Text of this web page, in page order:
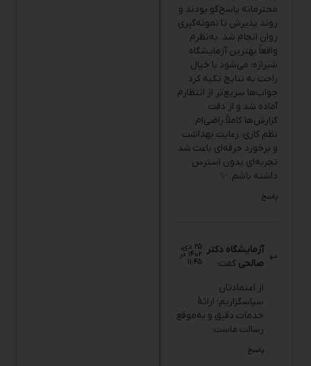
روند پذیرش تا نمونه‌گیری
روان انجام شد. به‌نظرم
واقعاً بهترین آزمایشگاه
شیرازه؛ می‌شود با خیال
راحت به نتایج تکیه کرد.
جواب‌ها سریع‌تر از انتظارم
آماده شد و از دقت
گزارش‌ها کاملاً راضی‌ام.
نظم کاری، رعایت بهداشت
و برخورد حرفه‌ای باعث شد
تجربه‌ای بدون استرس
داشته باشم. ✨
پاسخ
صالحی گفت: ۱۱:۴۵
از اعتمادتان
سپاسگزاریم؛ ارائهٔ
خدمات دقیق و به‌موقع
رسالت ماست.
پاسخ